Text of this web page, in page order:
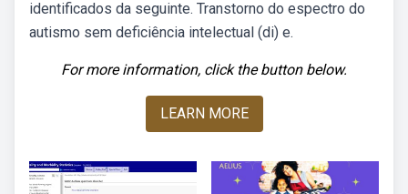
identificados da seguinte. Transtorno do espectro do
autismo sem deficiência intelectual (di) e.
For more information, click the button below.
LEARN MORE